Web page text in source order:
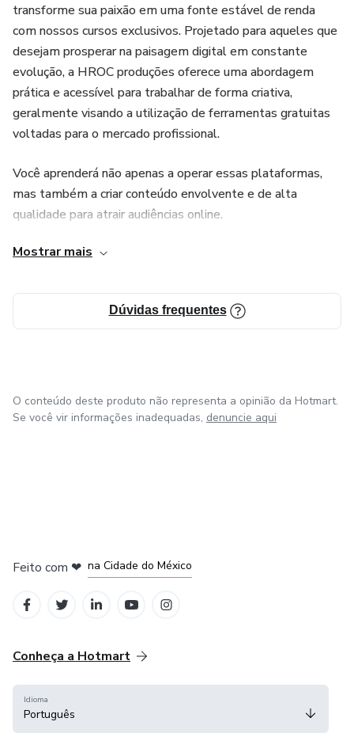
transforme sua paixão em uma fonte estável de renda
com nossos cursos exclusivos. Projetado para aqueles que
desejam prosperar na paisagem digital em constante
evolução, a HROC produções oferece uma abordagem
prática e acessível para trabalhar de forma criativa,
geralmente visando a utilização de ferramentas gratuitas
voltadas para o mercado profissional.
Você aprenderá não apenas a operar essas plataformas,
mas também a criar conteúdo envolvente e de alta
qualidade para atrair audiências online.
Mostrar mais
Dúvidas frequentes
O conteúdo deste produto não representa a opinião da Hotmart.
Se você vir informações inadequadas, denuncie aqui
Feito com ❤ na Cidade do México
Conheça a Hotmart
Idioma
Português